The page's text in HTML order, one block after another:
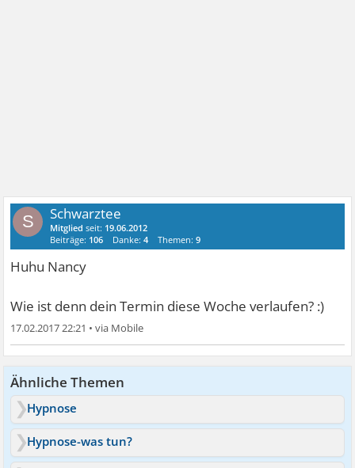
S Schwarztee
Mitglied seit: 19.06.2012
Beiträge: 106 Danke:4 Themen:9
Huhu Nancy
Wie ist denn dein Termin diese Woche verlaufen? :)
17.02.2017 22:21 •
Ähnliche Themen
Hypnose
Hypnose-was tun?